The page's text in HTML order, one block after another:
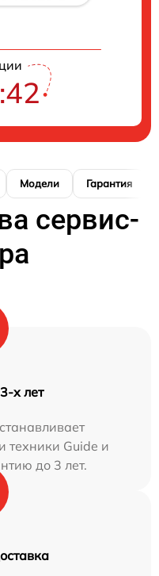
Модели Гарантия
сервис-
х лет
техники Guide и
до 3 лет.